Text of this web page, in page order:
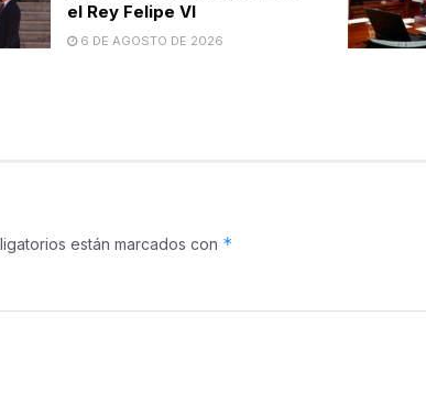
el Rey Felipe VI
6 DE AGOSTO DE 2026
están marcados con *